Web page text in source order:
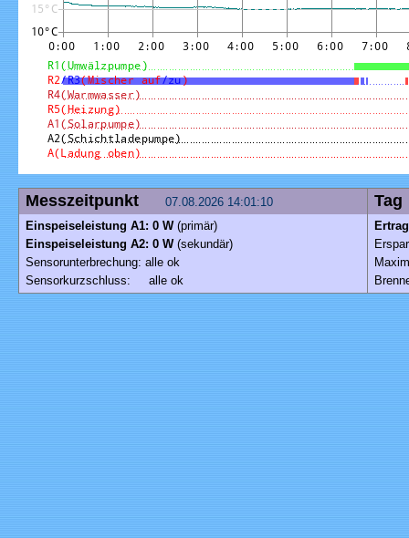
Messzeitpunkt 07.08.2026 14:01:10
Einspeiseleistung A1: 0 W (primär)
Einspeiseleistung A2: 0 W(sekundär)
Sensorunterbrechung: alle ok
Sensorkurzschluss: alle ok